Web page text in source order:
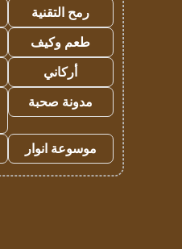
رمح التقنية
طعم وكيف
أركاني
مدونة صحبة
موسوعة انوار